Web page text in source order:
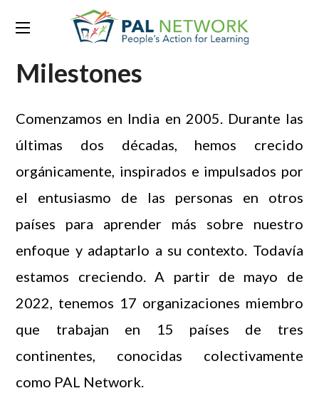
Milestones
Comenzamos en India en 2005. Durante las
últimas dos décadas, hemos crecido
orgánicamente, inspirados e impulsados ​​por
el entusiasmo de las personas en otros
países para aprender más sobre nuestro
enfoque y adaptarlo a su contexto. Todavía
estamos creciendo. A partir de mayo de
2022, tenemos 17 organizaciones miembro
que trabajan en 15 países de tres
continentes, conocidas colectivamente
como PAL Network.